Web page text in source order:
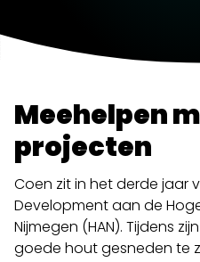
Meehelpen
projecten
Coen zit in het derde jaar
Development aan de
Nijmegen (HAN). Tijdens
goede hout gesneden te